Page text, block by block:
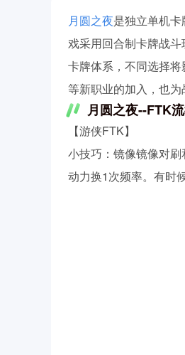
月圆之夜是独立单机
戏采用回合制卡牌战
卡牌体系，不同选择
等新职业的加入，也为
月圆之夜--FTK
【游侠FTK】
小技巧：镜像镜像对
动力换1次频率。有时